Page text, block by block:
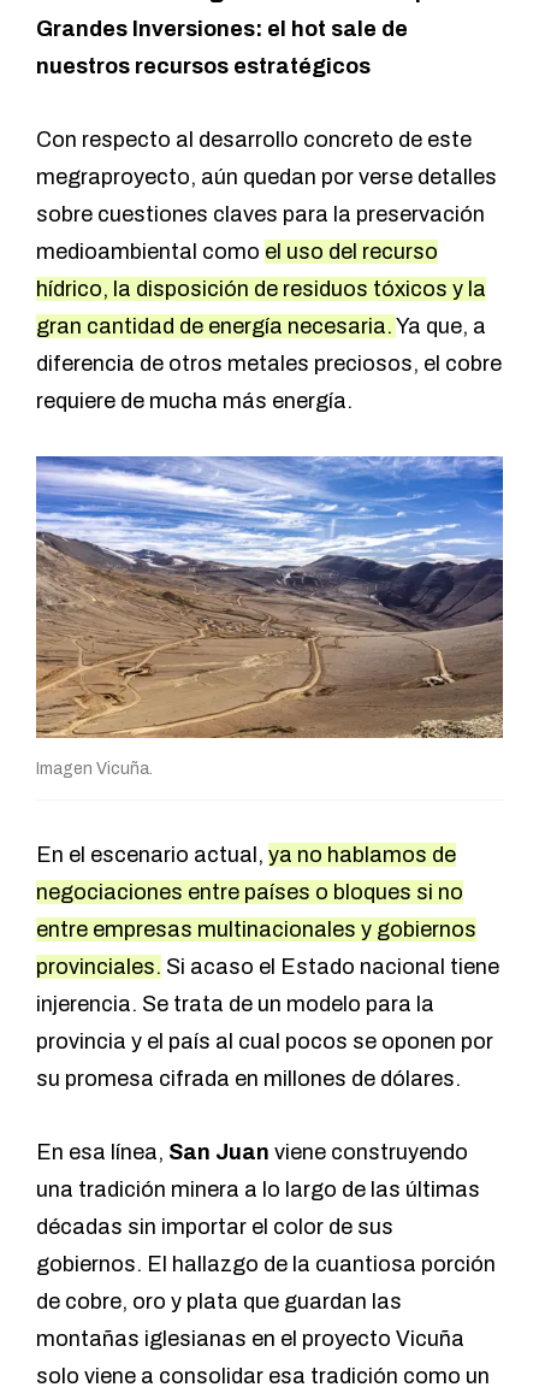
Grandes Inversiones: el hot sale de
nuestros recursos estratégicos
Con respecto al desarrollo concreto de este
megraproyecto, aún quedan por verse detalles
sobre cuestiones claves para la preservación
medioambiental como el uso del recurso
hídrico, la disposición de residuos tóxicos y la
gran cantidad de energía necesaria. Ya que, a
diferencia de otros metales preciosos, el cobre
requiere de mucha más energía.
Imagen Vicuña.
En el escenario actual, ya no hablamos de
negociaciones entre países o bloques si no
entre empresas multinacionales y gobiernos
provinciales. Si acaso el Estado nacional tiene
injerencia. Se trata de un modelo para la
provincia y el país al cual pocos se oponen por
su promesa cifrada en millones de dólares.
En esa línea, San Juan viene construyendo
una tradición minera a lo largo de las últimas
décadas sin importar el color de sus
gobiernos. El hallazgo de la cuantiosa porción
de cobre, oro y plata que guardan las
montañas iglesianas en el proyecto Vicuña
solo viene a consolidar esa tradición como un